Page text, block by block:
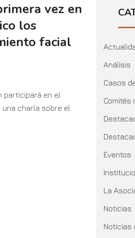
vez en
los
facial
participará en el
charla sobre el
Análisis
Casos
Comités
Eventos
La
Noticias
Noticias